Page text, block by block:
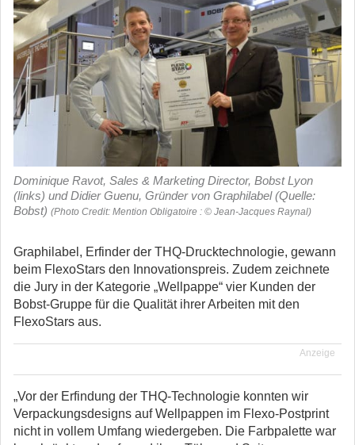
Dominique Ravot, Sales & Marketing Director, Bobst Lyon
(links) und Didier Guenu, Gründer von Graphilabel (Quelle:
Bobst) (Photo Credit: Mention Obligatoire : © Jean-Jacques Raynal)
Graphilabel, Erfinder der THQ-Drucktechnologie, gewann
beim FlexoStars den Innovationspreis. Zudem zeichnete
die Jury in der Kategorie „Wellpappe“ vier Kunden der
Bobst-Gruppe für die Qualität ihrer Arbeiten mit den
FlexoStars aus.
Anzeige
„Vor der Erfindung der THQ-Technologie konnten wir
Verpackungsdesigns auf Wellpappen im Flexo-Postprint
nicht in vollem Umfang wiedergeben. Die Farbpalette war